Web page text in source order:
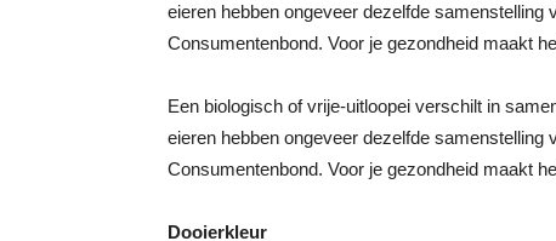
eieren hebben ongeveer dezelfde
Consumentenbond. Voor je gezondheid maakt
Een biologisch of vrije-uitloopei verschilt in
eieren hebben ongeveer dezelfde samenstelling
Consumentenbond. Voor je gezondheid maakt
Dooierkleur